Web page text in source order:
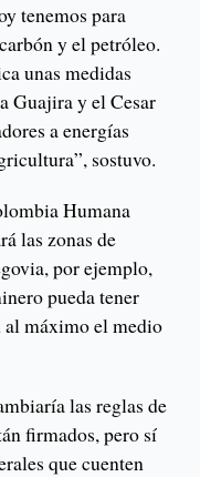
tenemos para
y el petróleo.
unas medidas
Guajira y el Cesar
a energías
sostuvo.
Humana
las zonas de
por ejemplo,
pueda tener
al máximo el medio
las reglas de
firmados, pero sí
que cuenten